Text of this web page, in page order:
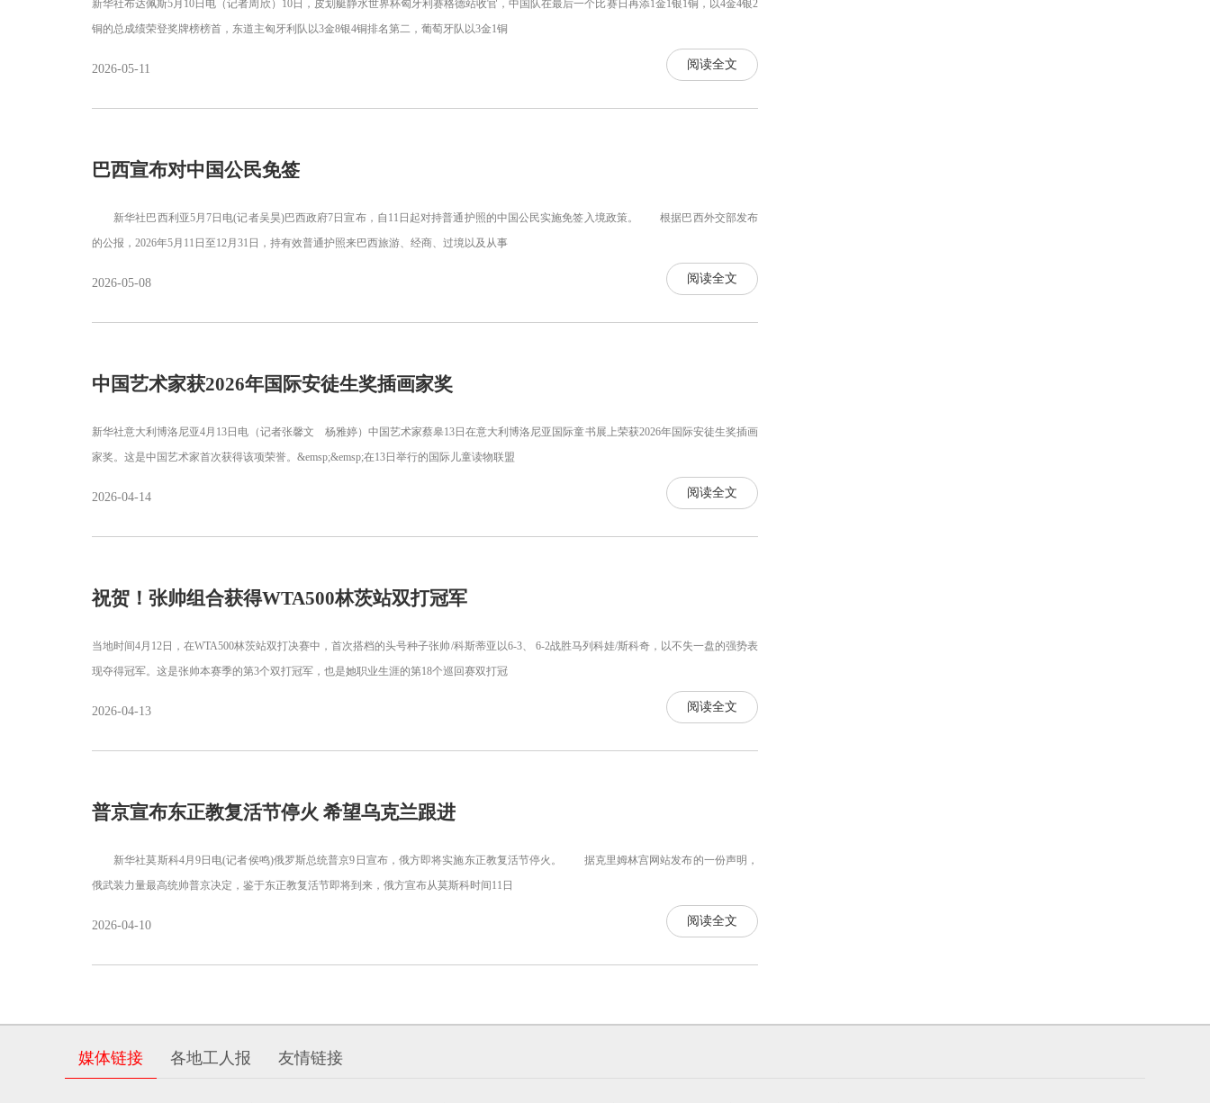
新华社布达佩斯5月10日电（记者周欣）10日，皮划艇静水世界杯匈牙利赛格德站收官，中国队在最后一个比赛日再添1金1银1铜，以4金4银2
铜的总成绩荣登奖牌榜榜首，东道主匈牙利队以3金8银4铜排名第二，葡萄牙队以3金1铜
2026-05-11 阅读全文
巴西宣布对中国公民免签
新华社巴西利亚5月7日电(记者吴昊)巴西政府7日宣布，自11日起对持普通护照的中国公民实施免签入境政策。 根据巴西外交部发布
的公报，2026年5月11日至12月31日，持有效普通护照来巴西旅游、经商、过境以及从事
2026-05-08 阅读全文
中国艺术家获2026年国际安徒生奖插画家奖
新华社意大利博洛尼亚4月13日电（记者张馨文 杨雅婷）中国艺术家蔡皋13日在意大利博洛尼亚国际童书展上荣获2026年国际安徒生奖插画
家奖。这是中国艺术家首次获得该项荣誉。&emsp;&emsp;在13日举行的国际儿童读物联盟
2026-04-14 阅读全文
祝贺！张帅组合获得WTA500林茨站双打冠军
当地时间4月12日，在WTA500林茨站双打决赛中，首次搭档的头号种子张帅/科斯蒂亚以6-3、 6-2战胜马列科娃/斯科奇，以不失一盘的强势表
现夺得冠军。这是张帅本赛季的第3个双打冠军，也是她职业生涯的第18个巡回赛双打冠
2026-04-13 阅读全文
普京宣布东正教复活节停火 希望乌克兰跟进
新华社莫斯科4月9日电(记者侯鸣)俄罗斯总统普京9日宣布，俄方即将实施东正教复活节停火。 据克里姆林宫网站发布的一份声明，
俄武装力量最高统帅普京决定，鉴于东正教复活节即将到来，俄方宣布从莫斯科时间11日
2026-04-10 阅读全文
媒体链接 各地工人报 友情链接